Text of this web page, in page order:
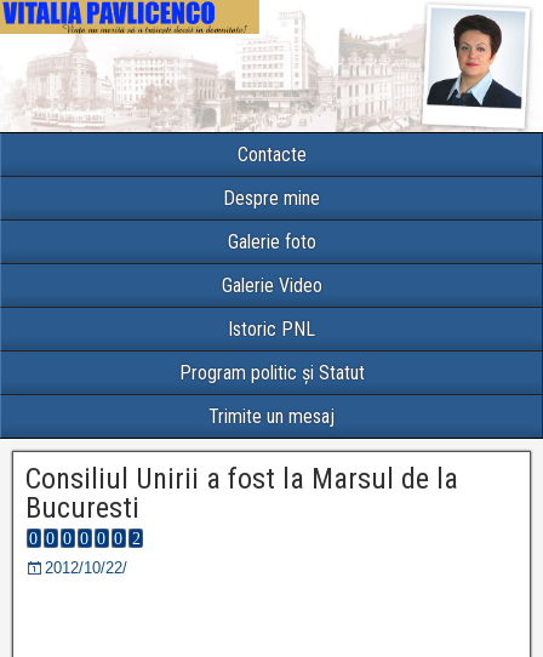
Contacte
Despre mine
Galerie foto
Galerie Video
Istoric PNL
Program politic și Statut
Trimite un mesaj
Consiliul Unirii a fost la Marsul de la
Bucuresti
2012/10/22/